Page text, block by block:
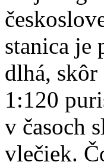
stanica je
dlhá,
1:120
v časoch
vlečiek.